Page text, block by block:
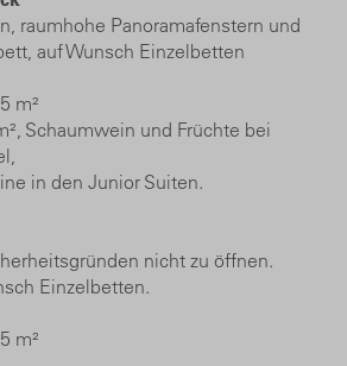
raumhohe Panoramafenstern und
auf Wunsch Einzelbetten
m²
Schaumwein und Früchte bei
in den Junior Suiten.
nicht zu öffnen.
Einzelbetten.
m²